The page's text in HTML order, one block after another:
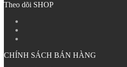
Theo dõi SHOP
CHÍNH SÁCH BÁN HÀNG